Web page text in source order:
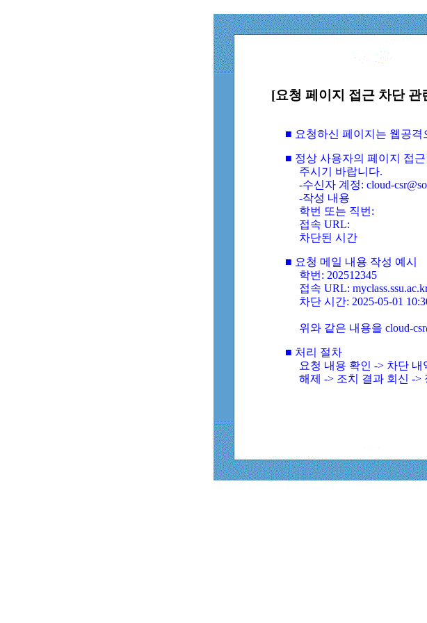
[요청 페이지 접근 차단 관
■ 요청하신 페이지는 웹공
■ 정상 사용자의 페이지 접
주시기 바랍니다.
-수신자 계정: cloud-
-작성 내용
학번 또는 직번:
접속 URL:
차단된 시간
■ 요청 메일 내용 작성 예시
학번: 202512345
접속 URL:
차단 시간: 2025-05-01
위와 같은 내용을 cloud-
■ 처리 절차
요청 내용 확인 -> 차단
해제 -> 조치 결과 회신 ->